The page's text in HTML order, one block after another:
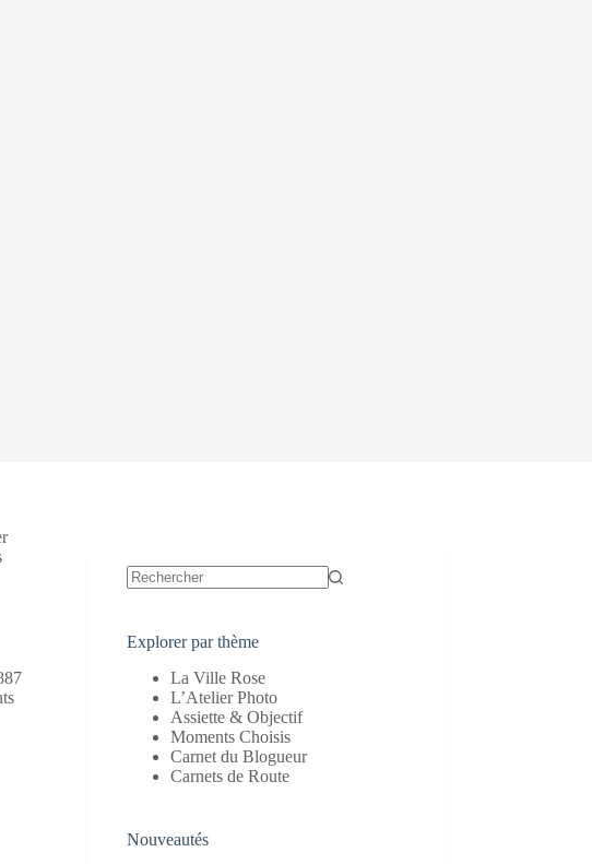
Explorer par thème
La Ville Rose
L’Atelier Photo
Assiette & Objectif
Moments Choisis
Carnet du Blogueur
Carnets de Route
Nouveautés